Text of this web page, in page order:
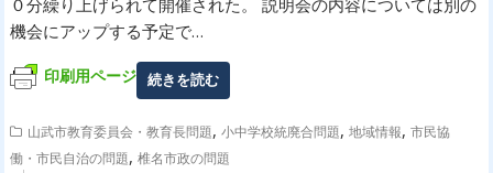
機会にアップする予定で…
印刷用ページ 続きを読む
山武市教育委員会・教育長問題,小中学校統廃合問題,地域情報,市民協
働・市民自治の問題,椎名市政の問題